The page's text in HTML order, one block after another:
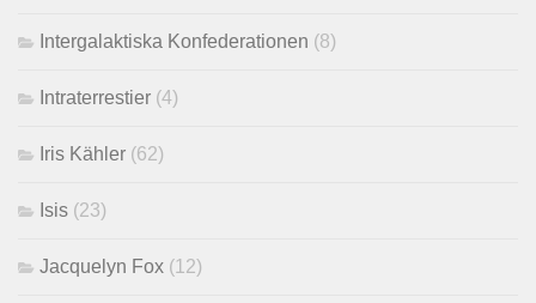
Intergalaktiska Konfederationen (8)
Intraterrestier (4)
Iris Kähler (62)
Isis (23)
Jacquelyn Fox (12)